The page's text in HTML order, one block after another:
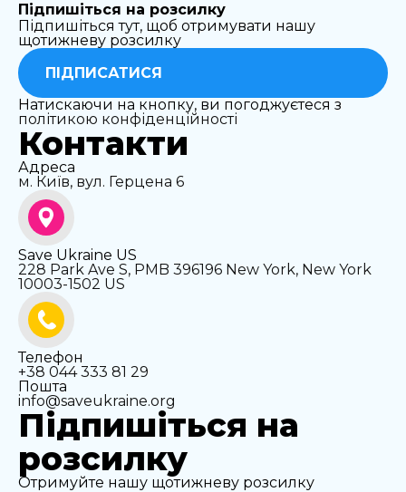
Підпишіться на розсилку
Підпишіться тут, щоб отримувати нашу
щотижневу розсилку
ПІДПИСАТИСЯ
Натискаючи на кнопку, ви погоджуєтеся з
політикою конфіденційності
Контакти
Адреса
м. Київ, вул. Герцена 6
Save Ukraine US
228 Park Ave S, PMB 396196 New York, New York
10003-1502 US
Телефон
+38 044 333 81 29
Пошта
info@saveukraine.org
Підпишіться на
розсилку
Отримуйте нашу щотижневу розсилку